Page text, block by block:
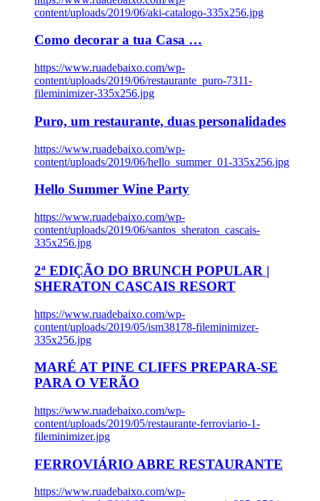
content/uploads/2019/06/aki-catalogo-335x256.jpg
Como decorar a tua Casa …
https://www.ruadebaixo.com/wp-
content/uploads/2019/06/restaurante_puro-7311-
fileminimizer-335x256.jpg
Puro, um restaurante, duas personalidades
https://www.ruadebaixo.com/wp-
content/uploads/2019/06/hello_summer_01-335x256.jpg
Hello Summer Wine Party
https://www.ruadebaixo.com/wp-
content/uploads/2019/06/santos_sheraton_cascais-
335x256.jpg
2ª EDIÇÃO DO BRUNCH POPULAR |
SHERATON CASCAIS RESORT
https://www.ruadebaixo.com/wp-
content/uploads/2019/05/ism38178-fileminimizer-
335x256.jpg
MARÉ AT PINE CLIFFS PREPARA-SE
PARA O VERÃO
https://www.ruadebaixo.com/wp-
content/uploads/2019/05/restaurante-ferroviario-1-
fileminimizer.jpg
FERROVIÁRIO ABRE RESTAURANTE
https://www.ruadebaixo.com/wp-